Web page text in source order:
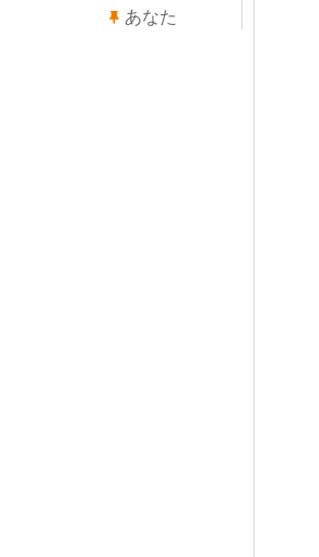
あなた